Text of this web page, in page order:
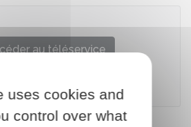
au téléservice
uses cookies and
control over what